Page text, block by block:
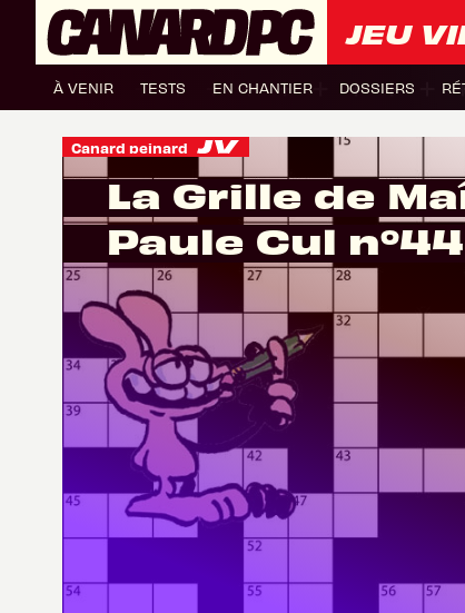
JEU
À VENIR TESTS EN CHANTIER DOSSIERS
Canard peinard
La Grille de
Paule Cul